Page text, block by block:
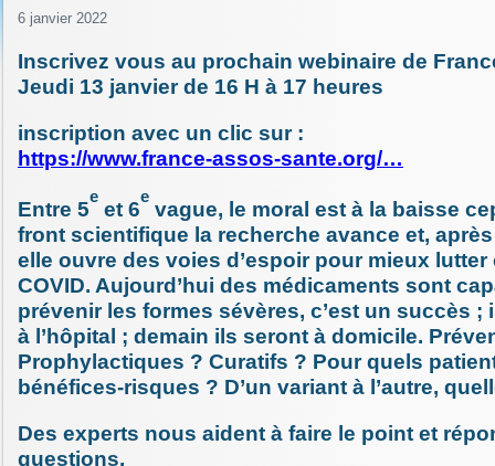
6 janvier 2022
Inscrivez vous au prochain webinaire de
Jeudi 13 janvier de 16 H à 17 heures
inscription avec un clic sur :
https://www.france-assos-sante.org/…
Entre 5
e
et 6
e
vague, le moral est à la baisse
front scientifique la recherche avance et,
elle ouvre des voies d’espoir pour mieux lutter
COVID. Aujourd’hui des médicaments sont
prévenir les formes sévères, c’est un succès ;
à l’hôpital ; demain ils seront à domicile.
Prophylactiques ? Curatifs ? Pour quels
bénéfices-risques ? D’un variant à l’autre,
Des experts nous aident à faire le point et
questions.